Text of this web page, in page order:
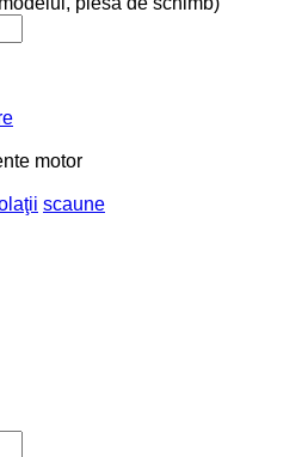
motor
scaune